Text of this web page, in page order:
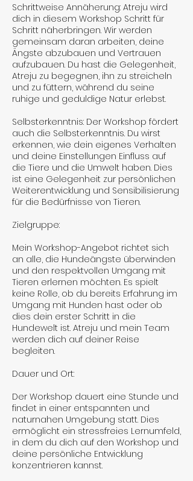
Schrittweise Annäherung: Atreju wird
dich in diesem Workshop Schritt für
Schritt näherbringen. Wir werden
gemeinsam daran arbeiten, deine
Ängste abzubauen und Vertrauen
aufzubauen. Du hast die Gelegenheit,
Atreju zu begegnen, ihn zu streicheln
und zu füttern, während du seine
ruhige und geduldige Natur erlebst.
Selbsterkenntnis: Der Workshop fördert
auch die Selbsterkenntnis. Du wirst
erkennen, wie dein eigenes Verhalten
und deine Einstellungen Einfluss auf
die Tiere und die Umwelt haben. Dies
ist eine Gelegenheit zur persönlichen
Weiterentwicklung und Sensibilisierung
für die Bedürfnisse von Tieren.
Zielgruppe:
Mein Workshop-Angebot richtet sich
an alle, die Hundeängste überwinden
und den respektvollen Umgang mit
Tieren erlernen möchten. Es spielt
keine Rolle, ob du bereits Erfahrung im
Umgang mit Hunden hast oder ob
dies dein erster Schritt in die
Hundewelt ist. Atreju und mein Team
werden dich auf deiner Reise
begleiten.
Dauer und Ort:
Der Workshop dauert eine Stunde und
findet in einer entspannten und
naturnahen Umgebung statt. Dies
ermöglicht ein stressfreies Lernumfeld,
in dem du dich auf den Workshop und
deine persönliche Entwicklung
konzentrieren kannst.